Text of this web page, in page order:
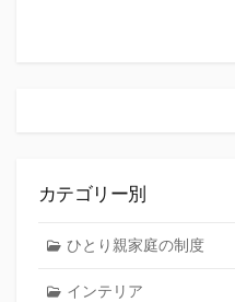
カテゴリー別
ひとり親家庭の制度
インテリア